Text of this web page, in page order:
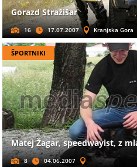
Gorazd Stražišar
16 17.07.2007 Kranjska Gora
ŠPORTNIKI
Matej Žagar, speedwayist, z
8 04.06.2007